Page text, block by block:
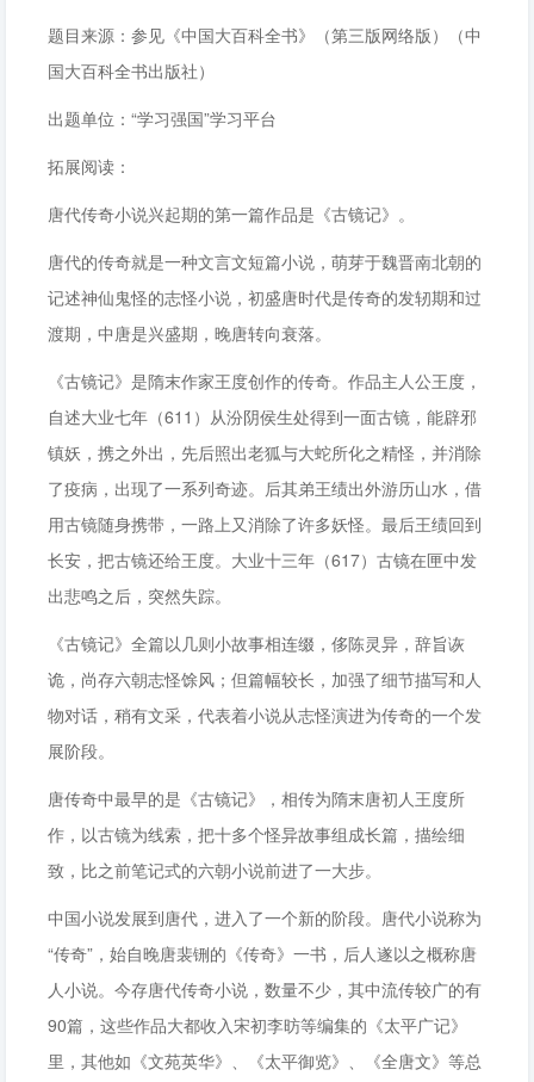
题目来源：参见《中国大百科全书》（第三版网络版）（中
国大百科全书出版社）
出题单位：“学习强国”学习平台
拓展阅读：
唐代传奇小说兴起期的第一篇作品是《古镜记》。
唐代的传奇就是一种文言文短篇小说，萌芽于魏晋南北朝的
记述神仙鬼怪的志怪小说，初盛唐时代是传奇的发轫期和过
渡期，中唐是兴盛期，晚唐转向衰落。
《古镜记》是隋末作家王度创作的传奇。作品主人公王度，
自述大业七年（611）从汾阴侯生处得到一面古镜，能辟邪
镇妖，携之外出，先后照出老狐与大蛇所化之精怪，并消除
了疫病，出现了一系列奇迹。后其弟王绩出外游历山水，借
用古镜随身携带，一路上又消除了许多妖怪。最后王绩回到
长安，把古镜还给王度。大业十三年（617）古镜在匣中发
出悲鸣之后，突然失踪。
《古镜记》全篇以几则小故事相连缀，侈陈灵异，辞旨诙
诡，尚存六朝志怪馀风；但篇幅较长，加强了细节描写和人
物对话，稍有文采，代表着小说从志怪演进为传奇的一个发
展阶段。
唐传奇中最早的是《古镜记》，相传为隋末唐初人王度所
作，以古镜为线索，把十多个怪异故事组成长篇，描绘细
致，比之前笔记式的六朝小说前进了一大步。
中国小说发展到唐代，进入了一个新的阶段。唐代小说称为
“传奇”，始自晚唐裴铏的《传奇》一书，后人遂以之概称唐
人小说。今存唐代传奇小说，数量不少，其中流传较广的有
90篇，这些作品大都收入宋初李昉等编集的《太平广记》
里，其他如《文苑英华》、《太平御览》、《全唐文》等总